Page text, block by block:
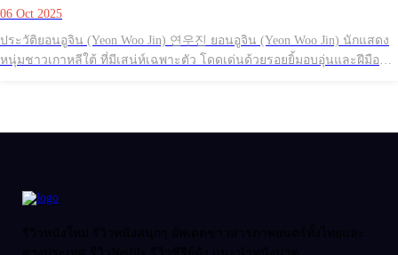
06 Oct 2025
ประวัติยอนอูจิน (Yeon Woo Jin) 연우진 ยอนอูจิน (Yeon Woo Jin) นักแสดง
หนุ่มชาวเกาหลีใต้ ที่มีเสน่ห์เฉพาะตัว โดดเด่นด้วยรอยยิ้มอบอุ่นและฝีมือ